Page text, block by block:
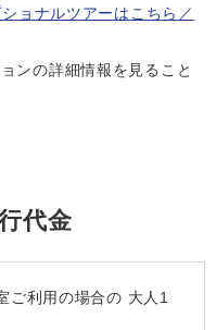
ョナルツアーはこちら／
ンの詳細情報を見ること
代金
ご利用の場合の 大人1